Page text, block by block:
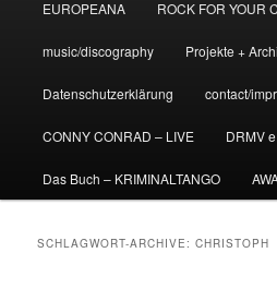
EUROPEANA ROCK FOR YOUR
music/discography Projekte +
Datenschutzerklärung contact/
CONNY CONRAD – LIVE DRMV
Das Buch – KRIMINALTANGO
SCHLAGWORT-ARCHIVE:CHRISTOPH